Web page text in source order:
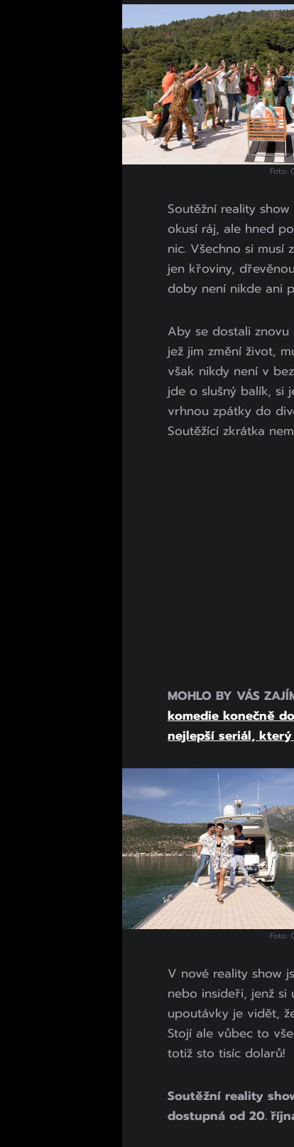
Foto:
Soutěžní reality
okusí ráj, ale hned
nic. Všechno si musí
jen křoviny,
doby není nikde ani
Aby se dostali
jež jim změní život,
však nikdy není v
jde o slušný balík, si
vrhnou zpátky do
Soutěžící zkrátka
MOHLO BY VÁS
komedie konečně
nejlepší seriál,
Foto:
V nové reality show
nebo insideři, jenž si
upoutávky je vidět,
Stojí ale vůbec to
totiž sto tisíc dolarů!
Soutěžní reality
dostupná od 20.